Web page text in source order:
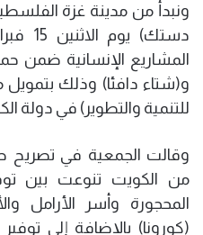
ونبدأ من مدينة غزة
المشاريع الإنسانية ضمن
و(شتاء دافئا) وذلك بتمويل
للتنمية والتطوير) في دولة
وقالت الجمعية في تصريح
من الكويت تنوعت بين
المحجورة وأسر الأرامل
(كورونا) بالإضافة إلى